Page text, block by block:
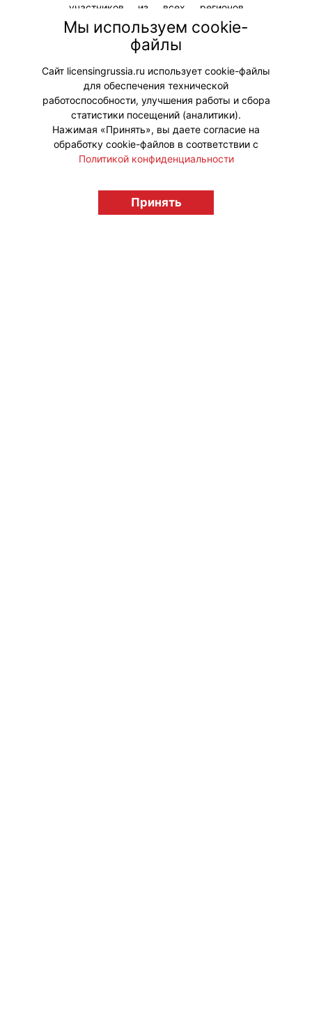
участников из всех регионов
России от Калининграда до
Камчатки, помог каждому
проверить и раскрыть свой
творческий потенциал.
#ПродвижениеБренда
licensingrussia.ru, 2009-2026 12+
Мы используем cookie-
файлы
Сайт licensingrussia.ru использует cookie-файлы
для обеспечения технической
работоспособности, улучшения работы и сбора
статистики посещений (аналитики).
Нажимая «Принять», вы даете согласие на
обработку cookie-файлов в соответствии с
Политикой конфиденциальности
Принять